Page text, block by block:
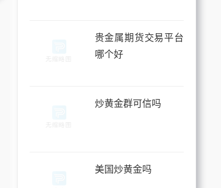
贵金属期货交易平台
哪个好
炒黄金群可信吗
美国炒黄金吗